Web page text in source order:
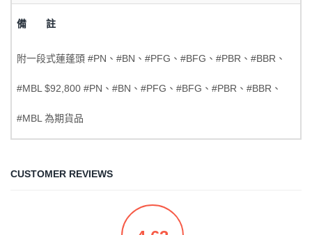
備 註
附一段式蓮蓬頭 #PN、#BN、#PFG、#BFG、#PBR、#BBR、
#MBL $92,800 #PN、#BN、#PFG、#BFG、#PBR、#BBR、
#MBL 為期貨品
CUSTOMER REVIEWS